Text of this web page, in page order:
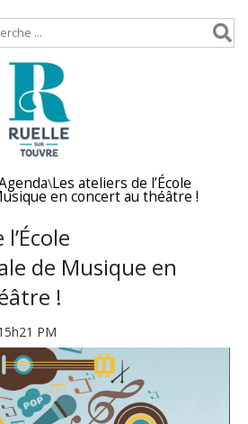
\Les ateliers de l’École
en concert au théâtre !
de Musique en
!
PM